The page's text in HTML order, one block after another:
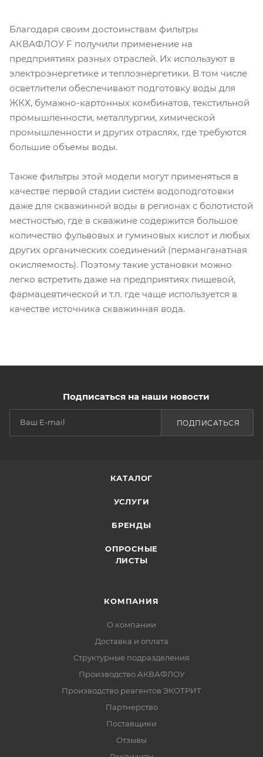
Благодаря своим достоинствам фильтры
АКВАФЛОУ F получили применение на
предприятиях разных отраслей. Их используют в
электроэнергетике и теплоэнергетики. В том числе
осветлители обеспечивают подготовку воды для
ЖКХ, бумажно-картонных комбинатов, текстильной
промышленности, металлургии, химической
промышленности и других отраслях, где требуются
большие объемы воды.
Также фильтры этой модели могут применяться в
качестве первой стадии систем водоподготовки
даже для скважинной воды в регионах с болотистой
местностью, где в скважине содержится большое
количество фульвовых и гуминовых кислот и любых
других органических соединений (перманганатная
окисляемость). Поэтому такие установки можно
легко встретить даже на предприятиях пищевой,
фармацевтической и т.п. где чаще используется в
качестве источника скважинная вода.
Подписаться на наши новости
ПОДПИСАТЬСЯ
КАТАЛОГ
УСЛУГИ
БРЕНДЫ
ОПРОСНЫЕ
ЛИСТЫ
КОМПАНИЯ
О компании
Доставка и оплата
Структурные подразделения
Производство АКВАФЛОУ
Производство реагентов ЭКОТРИТ
Партнерство
Поставщики
Отзывы